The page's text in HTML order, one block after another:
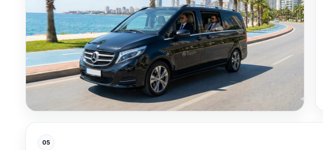
05